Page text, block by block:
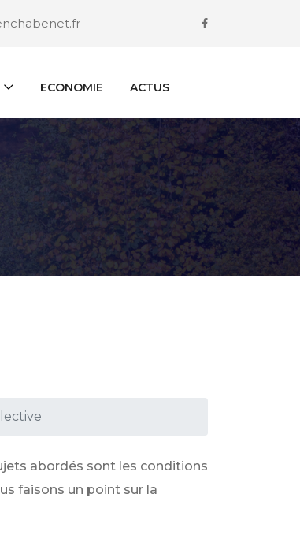
ECONOMIE ACTUS
abordés sont les conditions
faisons un point sur la